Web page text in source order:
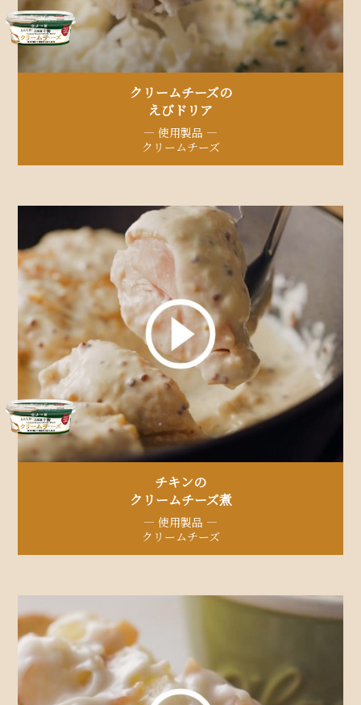
クリームチーズの
えびドリア​
— 使用製品 —
クリームチーズ​
チキンの
クリームチーズ煮​
— 使用製品 —
クリームチーズ​